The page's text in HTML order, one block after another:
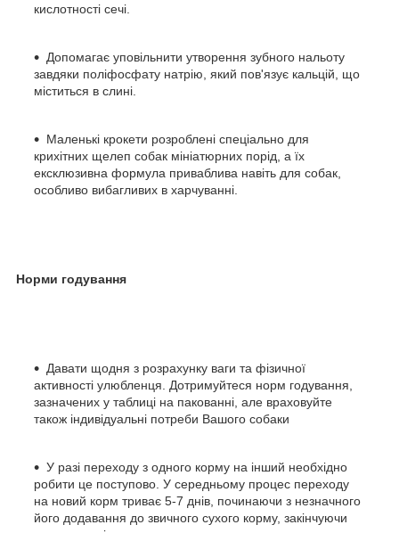
кислотності сечі.
Допомагає уповільнити утворення зубного нальоту
завдяки поліфосфату натрію, який пов'язує кальцій, що
міститься в слині.
Маленькі крокети розроблені спеціально для
крихітних щелеп собак мініатюрних порід, а їх
ексклюзивна формула приваблива навіть для собак,
особливо вибагливих в харчуванні.
Норми годування
Давати щодня з розрахунку ваги та фізичної
активності улюбленця. Дотримуйтеся норм годування,
зазначених у таблиці на пакованні, але враховуйте
також індивідуальні потреби Вашого собаки
У разі переходу з одного корму на інший необхідно
робити це поступово. У середньому процес переходу
на новий корм триває 5-7 днів, починаючи з незначного
його додавання до звичного сухого корму, закінчуючи